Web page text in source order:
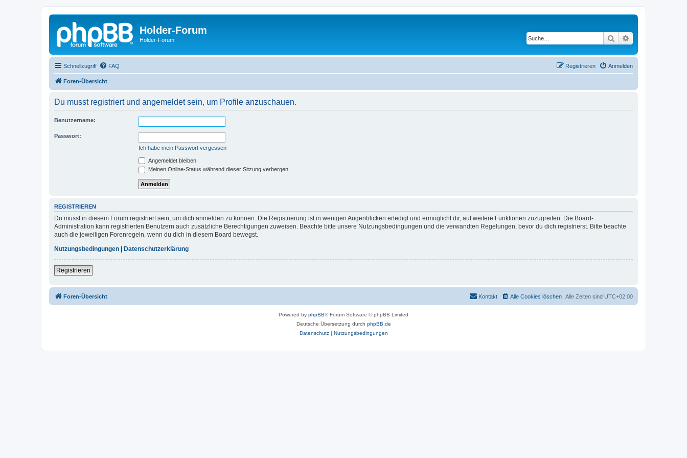
Holder-Forum
Holder-Forum Suche
Schnellzugriff FAQ Anmelden
Registrieren
Foren-Übersicht
Du musst registriert und angemeldet sein, um Profile anzuschauen.
Benutzername:
Passwort:
Ich habe mein Passwort vergessen
Angemeldet bleiben
Meinen Online-Status während dieser Sitzung verbergen
REGISTRIEREN
Du musst in diesem Forum registriert sein, um dich anmelden zu können. Die Registrierung ist in wenigen Augenblicken erledigt und ermöglicht dir, auf weitere Funktionen zuzugreifen. Die Board-
Administration kann registrierten Benutzern auch zusätzliche Berechtigungen zuweisen. Beachte bitte unsere Nutzungsbedingungen und die verwandten Regelungen, bevor du dich registrierst. Bitte beachte
auch die jeweiligen Forenregeln, wenn du dich in diesem Board bewegst.
Nutzungsbedingungen
Datenschutzerklärung
Registrieren
Foren-Übersicht Alle Zeiten sind UTC+02:00
Alle Cookies löschen
Kontakt
Powered by phpBB® Forum Software © phpBB Limited
Deutsche Übersetzung durch phpBB.de
Datenschutz| Nutzungsbedingungen